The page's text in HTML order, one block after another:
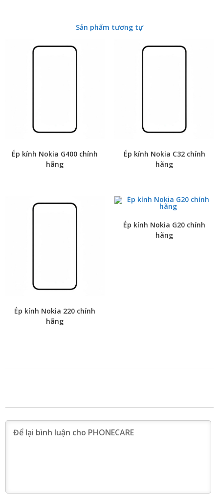
Sản phẩm tương tự
Ép kính Nokia G400 chính
hãng
Ép kính Nokia C32 chính
hãng
Ép kính Nokia 220 chính
hãng
Ép kính Nokia G20 chính
hãng